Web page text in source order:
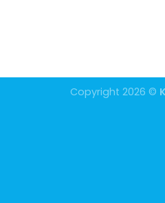
Copyright 2026 ©